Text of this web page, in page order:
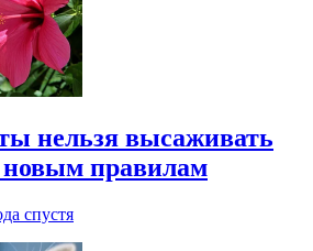
нельзя высаживать
новым правилам
спустя